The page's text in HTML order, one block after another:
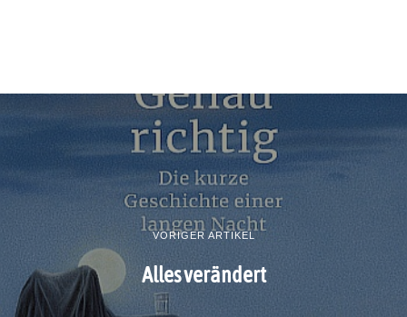
VORIGER ARTIKEL
Alles verändert